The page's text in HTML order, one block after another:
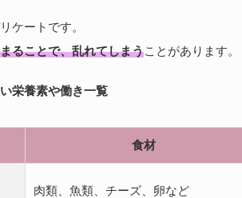
ケートです。
ることで、乱れてしまうことがあります。
栄養素や働き一覧
食材
肉類、魚類、チーズ、卵など